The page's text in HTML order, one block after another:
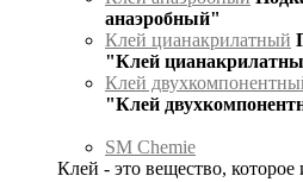
анаэробный"
Клей цианакрилатный
"Клей
Клей
"Клей
SM Chemie
Клей - это вещество, которое